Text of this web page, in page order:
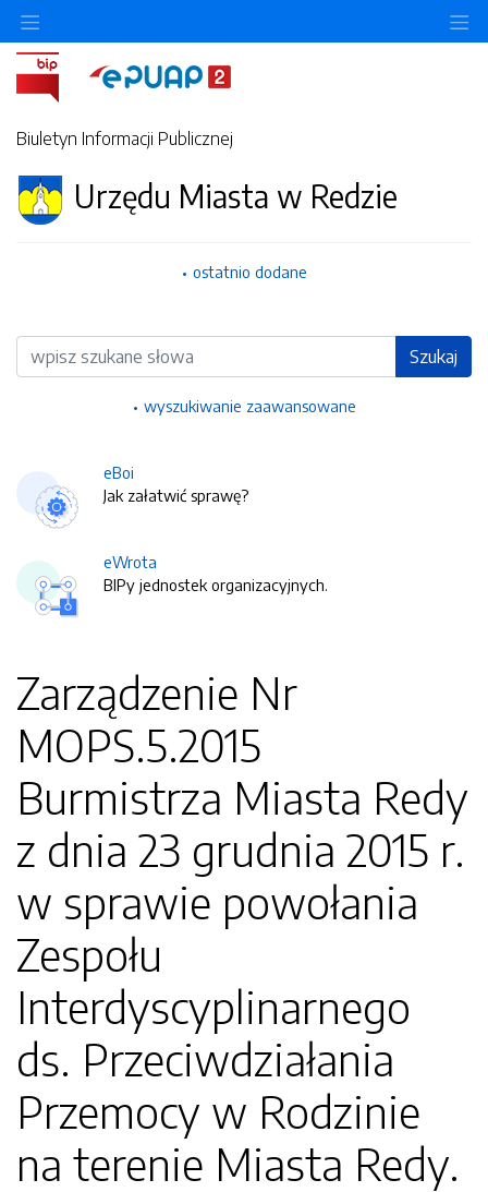
Biuletyn Informacji Publicznej
Urzędu Miasta w Redzie
ostatnio dodane
Wyszukiwarka Szukaj
wyszukiwanie zaawansowane
eBoi
Jak załatwić sprawę?
eWrota
BIPy jednostek organizacyjnych.
Zarządzenie Nr
MOPS.5.2015
Burmistrza Miasta Redy
z dnia 23 grudnia 2015 r.
w sprawie powołania
Zespołu
Interdyscyplinarnego
ds. Przeciwdziałania
Przemocy w Rodzinie
na terenie Miasta Redy.